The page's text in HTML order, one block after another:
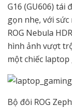
G16 (GU606)
gọn nhẹ, với
ROG Nebula
hình ảnh vượt
một chiếc
Bộ đôi ROG